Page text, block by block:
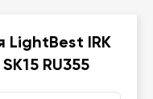
LightBest IRK
RU355